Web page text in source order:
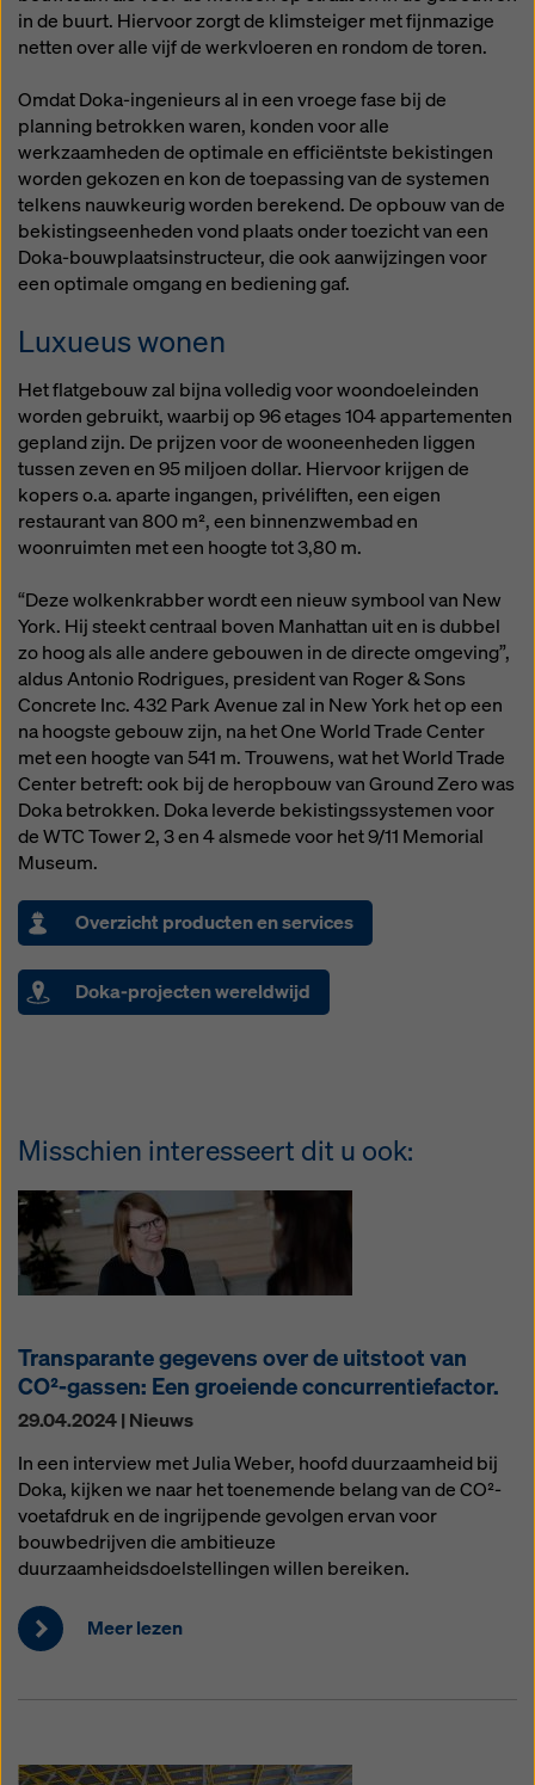
in de buurt. Hiervoor zorgt de klimsteiger met fijnmazige
netten over alle vijf de werkvloeren en rondom de toren.
Omdat Doka-ingenieurs al in een vroege fase bij de
planning betrokken waren, konden voor alle
werkzaamheden de optimale en efficiëntste bekistingen
worden gekozen en kon de toepassing van de systemen
telkens nauwkeurig worden berekend. De opbouw van de
bekistingseenheden vond plaats onder toezicht van een
Doka-bouwplaatsinstructeur, die ook aanwijzingen voor
een optimale omgang en bediening gaf.
Luxueus wonen
Het flatgebouw zal bijna volledig voor woondoeleinden
worden gebruikt, waarbij op 96 etages 104 appartementen
gepland zijn. De prijzen voor de wooneenheden liggen
tussen zeven en 95 miljoen dollar. Hiervoor krijgen de
kopers o.a. aparte ingangen, privéliften, een eigen
restaurant van 800 m², een binnenzwembad en
woonruimten met een hoogte tot 3,80 m.
“Deze wolkenkrabber wordt een nieuw symbool van New
York. Hij steekt centraal boven Manhattan uit en is dubbel
zo hoog als alle andere gebouwen in de directe omgeving”,
aldus Antonio Rodrigues, president van Roger & Sons
Concrete Inc. 432 Park Avenue zal in New York het op een
na hoogste gebouw zijn, na het One World Trade Center
met een hoogte van 541 m. Trouwens, wat het World Trade
Center betreft: ook bij de heropbouw van Ground Zero was
Doka betrokken. Doka leverde bekistingssystemen voor
de WTC Tower 2, 3 en 4 alsmede voor het 9/11 Memorial
Museum.
Overzicht producten en services
Doka-projecten wereldwijd
Misschien interesseert dit u ook:
Transparante gegevens over de uitstoot van
CO²-gassen: Een groeiende concurrentiefactor.
29.04.2024 | Nieuws
In een interview met Julia Weber, hoofd duurzaamheid bij
Doka, kijken we naar het toenemende belang van de CO²-
voetafdruk en de ingrijpende gevolgen ervan voor
bouwbedrijven die ambitieuze
duurzaamheidsdoelstellingen willen bereiken.
Meer lezen